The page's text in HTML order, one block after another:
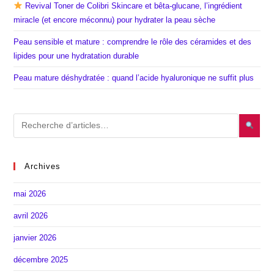
Revival Toner de Colibri Skincare et bêta-glucane, l’ingrédient
miracle (et encore méconnu) pour hydrater la peau sèche
Peau sensible et mature : comprendre le rôle des céramides et des
lipides pour une hydratation durable
Peau mature déshydratée : quand l’acide hyaluronique ne suffit plus
Archives
mai 2026
avril 2026
janvier 2026
décembre 2025